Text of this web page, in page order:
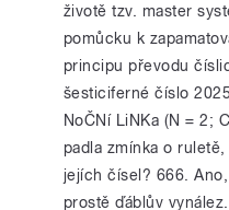
životě tzv. master
pomůcku k
principu převodu
šesticiferné číslo
NoČNí LiNKa (N = 2;
padla zmínka o
jejích čísel? 666.
prostě ďáblův vynález.